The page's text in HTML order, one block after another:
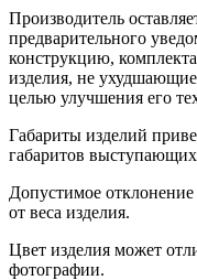
Производитель
предварительного
конструкцию,
изделия, не ухудшающие
целью улучшения его
Габариты изделий
габаритов
Допустимое
от веса изделия.
Цвет изделия может
фотографии.